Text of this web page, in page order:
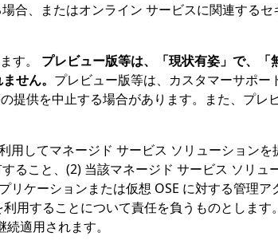
、またはオンライン サービスに関連する
す。 プレビュー版等は、「現状有姿」で、
せん。 プレビュー版等は、カスタマーサポー
供を中止する場合があります。また、プレ
用してマネージド サービス ソリューション
こと、(2) 当該マネージド サービス ソリュ
ケーションまたは仮想 OSE に対する管理
することについて責任を負うものとします
適用されます。